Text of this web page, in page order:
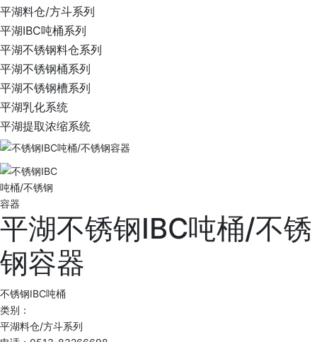
平湖料仓/方斗系列
平湖IBC吨桶系列
平湖不锈钢料仓系列
平湖不锈钢桶系列
平湖不锈钢槽系列
平湖乳化系统
平湖提取浓缩系统
平湖不锈钢IBC吨桶/不锈
钢容器
不锈钢IBC吨桶
类别：
平湖料仓/方斗系列